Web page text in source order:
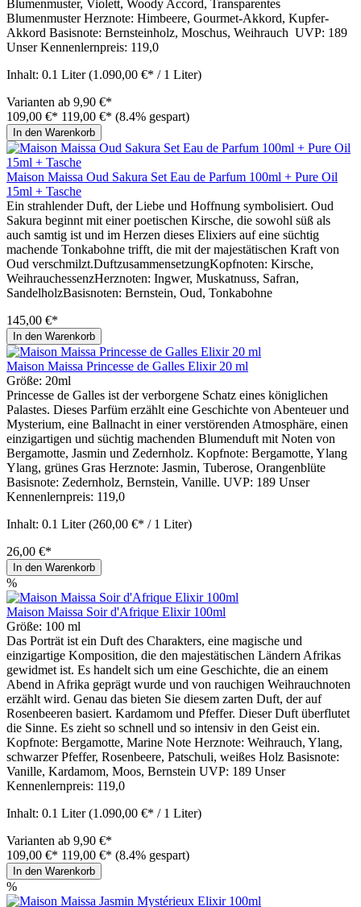
Blumenmuster, Violett, Woody Accord, Transparentes
Blumenmuster Herznote: Himbeere, Gourmet-Akkord, Kupfer-
Akkord Basisnote: Bernsteinholz, Moschus, Weihrauch UVP: 189
Unser Kennenlernpreis: 119,0
Inhalt: 0.1 Liter(1.090,00 €* / 1 Liter)
Varianten ab 9,90 €*
109,00 €* 119,00 €* (8.4% gespart)
In den Warenkorb
Maison Maissa Oud Sakura Set Eau de Parfum 100ml + Pure Oil
15ml + Tasche
Ein strahlender Duft, der Liebe und Hoffnung symbolisiert. Oud
Sakura beginnt mit einer poetischen Kirsche, die sowohl süß als
auch samtig ist und im Herzen dieses Elixiers auf eine süchtig
machende Tonkabohne trifft, die mit der majestätischen Kraft von
Oud verschmilzt.DuftzusammensetzungKopfnoten: Kirsche,
WeihrauchessenzHerznoten: Ingwer, Muskatnuss, Safran,
SandelholzBasisnoten: Bernstein, Oud, Tonkabohne
145,00 €*
In den Warenkorb
Maison Maissa Princesse de Galles Elixir 20 ml
Größe: 20ml
Princesse de Galles ist der verborgene Schatz eines königlichen
Palastes. Dieses Parfüm erzählt eine Geschichte von Abenteuer und
Mysterium, eine Ballnacht in einer verstörenden Atmosphäre, einen
einzigartigen und süchtig machenden Blumenduft mit Noten von
Bergamotte, Jasmin und Zedernholz. Kopfnote: Bergamotte, Ylang
Ylang, grünes Gras Herznote: Jasmin, Tuberose, Orangenblüte
Basisnote: Zedernholz, Bernstein, Vanille. UVP: 189 Unser
Kennenlernpreis: 119,0
Inhalt: 0.1 Liter(260,00 €* / 1 Liter)
26,00 €*
In den Warenkorb
%
Maison Maissa Soir d'Afrique Elixir 100ml
Größe: 100 ml
Das Porträt ist ein Duft des Charakters, eine magische und
einzigartige Komposition, die den majestätischen Ländern Afrikas
gewidmet ist. Es handelt sich um eine Geschichte, die an einem
Abend in Afrika geprägt wurde und von rauchigen Weihrauchnoten
erzählt wird. Genau das bieten Sie diesem zarten Duft, der auf
Rosenbeeren basiert. Kardamom und Pfeffer. Dieser Duft überflutet
die Sinne. Es zieht so schnell und so intensiv in den Geist ein.
Kopfnote: Bergamotte, Marine Note Herznote: Weihrauch, Ylang,
schwarzer Pfeffer, Rosenbeere, Patschuli, weißes Holz Basisnote:
Vanille, Kardamom, Moos, Bernstein UVP: 189 Unser
Kennenlernpreis: 119,0
Inhalt: 0.1 Liter(1.090,00 €* / 1 Liter)
Varianten ab 9,90 €*
109,00 €* 119,00 €* (8.4% gespart)
In den Warenkorb
%